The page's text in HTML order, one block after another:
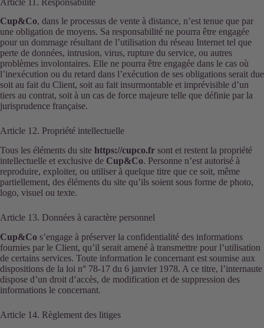
Cup&Co, dans le processus de vente à distance, n’est tenue que par
une obligation de moyens. Sa responsabilité ne pourra être engagée
pour un dommage résultant de l’utilisation du réseau Internet tel que
perte de données, intrusion, virus, rupture du service, ou autres
problèmes involontaires. Elle ne pourra être engagée dans le cas où
l’inexécution ou du retard dans l’exécution de ses obligations serait due
soit au fait du Client, soit au fait insurmontable et imprévisible d’un
tiers au contrat, soit à un cas de force majeure telle que définie par la
jurisprudence française.
Article 12. Propriété intellectuelle
Tous les éléments du site https://cupco.fr sont et restent la propriété
intellectuelle et exclusive de Cup&Co. Personne n’est autorisé à
reproduire, exploiter, ou utiliser à quelque titre que ce soit, même
partiellement, des éléments du site qu’ils soient sous forme de photo,
logo, visuel ou texte.
Article 13. Données à caractère personnel
Cup&Co s’engage à préserver la confidentialité des informations
fournies par le Client, qu’il serait amené à transmettre pour l’utilisation
de certains services. Toute information le concernant est soumise aux
dispositions de la loi n° 78-17 du 6 janvier 1978. A ce titre, l’internaute
dispose d’un droit d’accès, de modification et de suppression des
informations le concernant.
Article 14. Règlement des litiges